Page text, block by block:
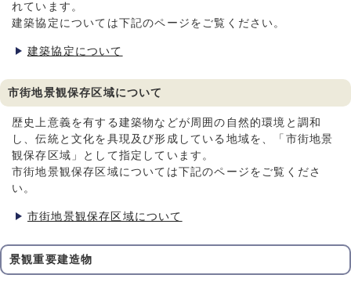
れています。
建築協定については下記のページをご覧ください。
建築協定について
市街地景観保存区域について
歴史上意義を有する建築物などが周囲の自然的環境と調和
し、伝統と文化を具現及び形成している地域を、「市街地景
観保存区域」として指定しています。
市街地景観保存区域については下記のページをご覧くださ
い。
市街地景観保存区域について
景観重要建造物